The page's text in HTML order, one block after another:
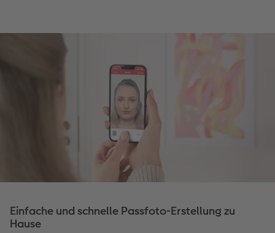
Einfache und schnelle Passfoto-Erstellung zu
Hause